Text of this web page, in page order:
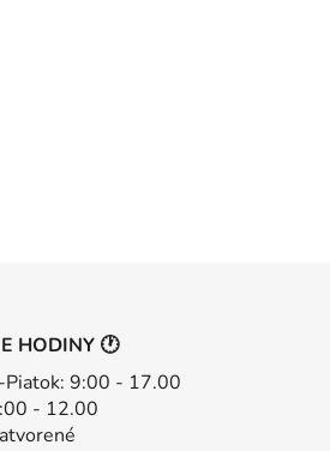
HODINY 🕐
Piatok: 9:00 - 17.00
- 12.00